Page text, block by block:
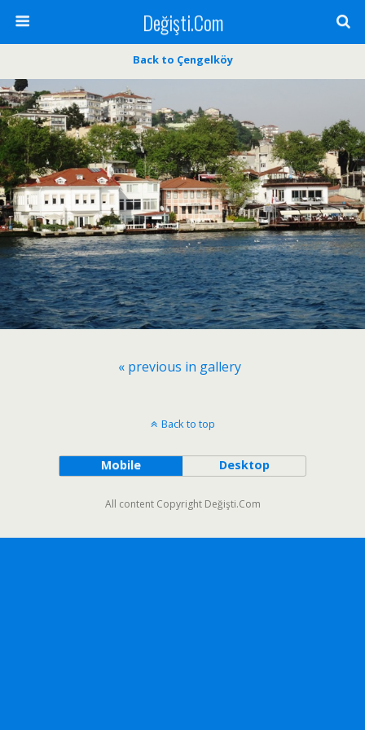
Değişti.Com
Back to Çengelköy
« previous in gallery
Back to top
Mobile Desktop
All content Copyright Değişti.Com